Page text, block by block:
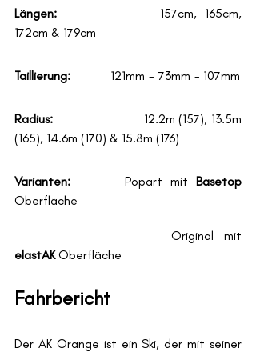
Längen:
172cm & 179cm
Taillierung:
		121mm  -  73mm  - 107mm
Radius:
(165), 14.6m (170) & 15.8m (176)
Varianten:
		Popart mit
Basetop
Oberfläche
elastAK Oberfläche
Fahrbericht
Der AK Orange ist ein Ski, der mit seiner